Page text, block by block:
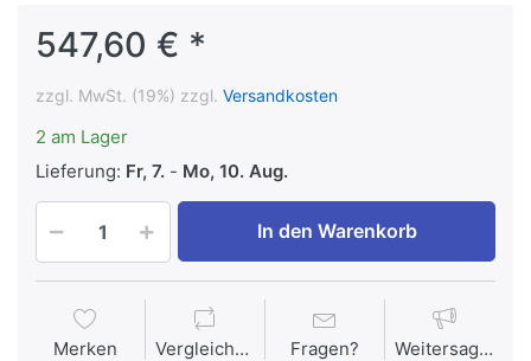
547,60 € *
zzgl. MwSt. (19%) zzgl. Versandkosten
2 am Lager
Lieferung: Fr, 7. - Mo, 10. Aug.
In den Warenkorb
Merken Vergleichen Fragen? Weitersagen